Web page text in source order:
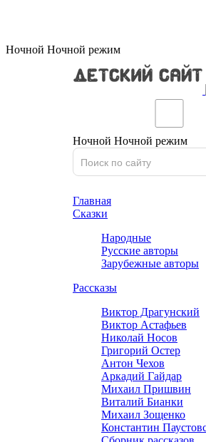
Ночной Ночной режим
Ночной Ночной режим
Главная
Сказки
Народные
Русские авторы
Зарубежные авторы
Рассказы
Виктор Драгунский
Виктор Астафьев
Николай Носов
Григорий Остер
Антон Чехов
Аркадий Гайдар
Михаил Пришвин
Виталий Бианки
Михаил Зощенко
Константин